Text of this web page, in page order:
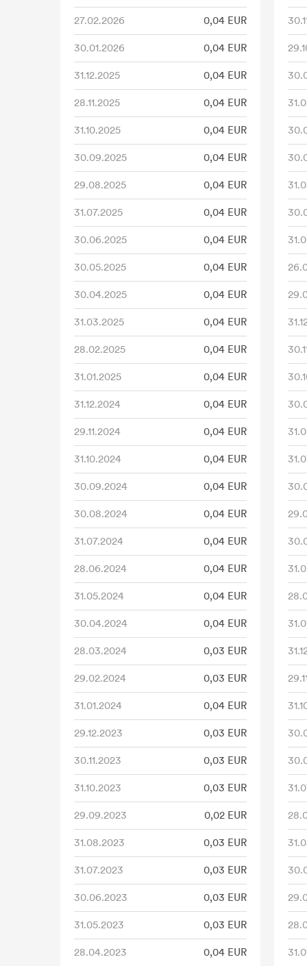
27.02.2026 0,04 EUR
30.01.2026 0,04 EUR
31.12.2025 0,04 EUR
28.11.2025 0,04 EUR
31.10.2025 0,04 EUR
30.09.2025 0,04 EUR
29.08.2025 0,04 EUR
31.07.2025 0,04 EUR
30.06.2025 0,04 EUR
30.05.2025 0,04 EUR
30.04.2025 0,04 EUR
31.03.2025 0,04 EUR
28.02.2025 0,04 EUR
31.01.2025 0,04 EUR
31.12.2024 0,04 EUR
29.11.2024 0,04 EUR
31.10.2024 0,04 EUR
30.09.2024 0,04 EUR
30.08.2024 0,04 EUR
31.07.2024 0,04 EUR
28.06.2024 0,04 EUR
31.05.2024 0,04 EUR
30.04.2024 0,04 EUR
28.03.2024 0,03 EUR
29.02.2024 0,03 EUR
31.01.2024 0,04 EUR
29.12.2023 0,03 EUR
30.11.2023 0,03 EUR
31.10.2023 0,03 EUR
29.09.2023 0,02 EUR
31.08.2023 0,03 EUR
31.07.2023 0,03 EUR
30.06.2023 0,03 EUR
31.05.2023 0,03 EUR
28.04.2023 0,04 EUR